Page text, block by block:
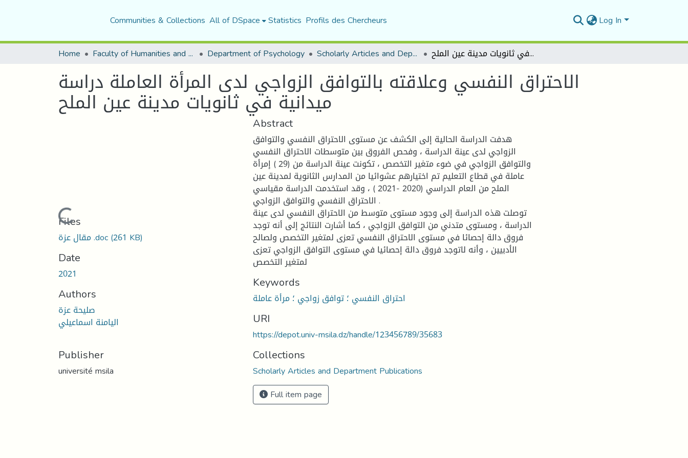
Communities & Collections All of DSpace Statistics Profils des Chercheurs Log In
Home Faculty of Humanities and Social Sciences Department of Psychology Scholarly Articles and Department Publications الاحتراق النفسي وعلاقته بالتوافق الزواجي لدى المرأة العاملة دراسة ميدانية في ثانويات مدينة عين الملح
الاحتراق النفسي وعلاقته بالتوافق الزواجي لدى المرأة العاملة دراسة
ميدانية في ثانويات مدينة عين الملح
Loading...
Files
مقال عزة .doc(261 KB)
Date
2021
Authors
صليحة عزة
اليامنة اسماعيلي
Publisher
université msila
Abstract
هدفت الدراسة الحالية إلى الكشف عن مستوى الاحتراق النفسي والتوافق
الزواجي لدى عينة الدراسة ، وفحص الفروق بين متوسطات الاحتراق النفسي
والتوافق الزواجي في ضوء متغير التخصص ، تكونت عينة الدراسة من (29 ) إمرأة
عاملة في قطاع التعليم تم اختيارهم عشوائيا من المدارس الثانوية لمدينة عين
الملح من العام الدراسي (2020 -2021 ) ، وقد استخدمت الدراسة مقياسي
الاحتراق النفسي والتوافق الزواجي .
توصلت هذه الدراسة إلى وجود مستوى متوسط من الاحتراق النفسي لدى عينة
الدراسة ، ومستوى متدني من التوافق الزواجي ، كما أشارت النتائج إلى أنه توجد
فروق دالة إحصائا في مستوى الاحتراق النفسي تعزى لمتغير التخصص ولصالح
الأدبيين ، وأنه لاتوجد فروق دالة إحصائيا في مستوى التوافق الزواجي تعزى
لمتغير التخصص
Keywords
احتراق النفسي ؛ توافق زواجي ؛ مرأة عاملة
URI
https://depot.univ-msila.dz/handle/123456789/35683
Collections
Scholarly Articles and Department Publications
Full item page